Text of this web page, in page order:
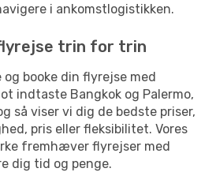
i ankomstlogistikken.
trin for trin
booke din flyrejse med
indtaste Bangkok og Palermo,
så viser vi dig de bedste priser,
pris eller fleksibilitet. Vores
fremhæver flyrejser med
dig tid og penge.